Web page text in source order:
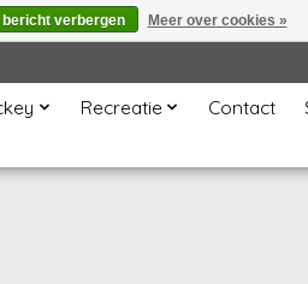
Recreatie Contact
bericht verbergen Meer over cookies »